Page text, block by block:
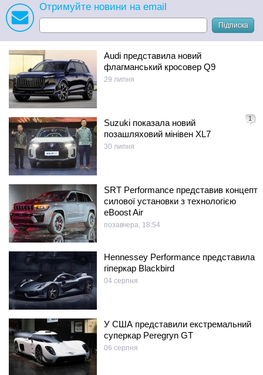
Отримуйте новини на email
Підписка
Audi представила новий
флагманський кросовер Q9
29 липня
1
Suzuki показала новий
позашляховий мінівен XL7
30 липня
SRT Performance представив концепт
силової установки з технологією
eBoost Air
позавчера, 18:54
Hennessey Performance представила
гіперкар Blackbird
04 серпня
У США представили екстремальний
суперкар Peregryn GT
06 серпня